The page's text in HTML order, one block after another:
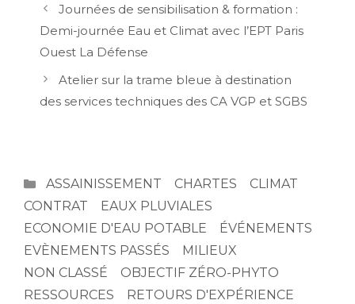
Désimperméabilisation, végétalisation et sobriété
Végétalisation de la cour d’école des Eaux Vivres à
Végétalisation de la cour d’école Jules Verne à
Réaménagement et désimperméabilisation de la
Désimperméabilisation et végétalisation de la cour
des
articles
Journées de sensibilisation & formation :
Demi-journée Eau et Climat avec l’EPT Paris
Ouest La Défense
Atelier sur la trame bleue à destination
des services techniques des CA VGP et SGBS
CATÉGORIES
ASSAINISSEMENT CHARTES
CLIMAT
CONTRAT
EAUX PLUVIALES
ECONOMIE D'EAU POTABLE
ÉVÉNEMENTS
EVÈNEMENTS PASSÉS
MILIEUX
NON CLASSÉ
OBJECTIF ZÉRO-PHYTO
RESSOURCES
RETOURS D'EXPÉRIENCE